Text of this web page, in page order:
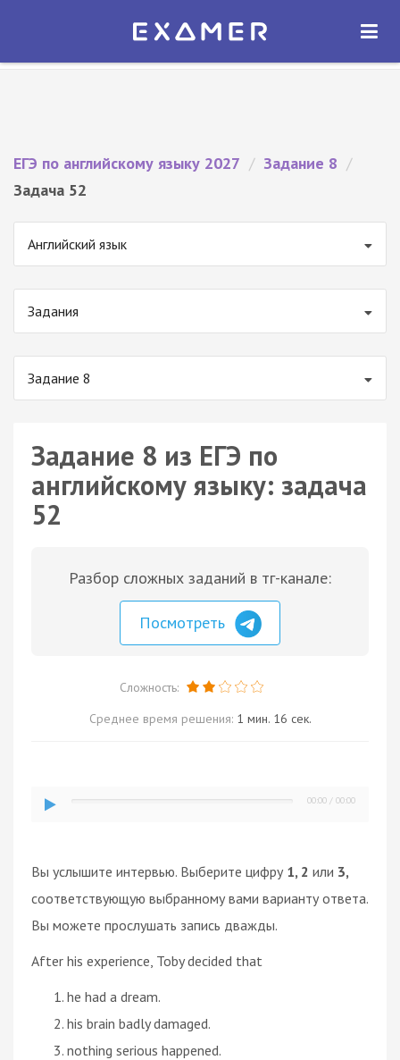
Экзамер — ЕГЭ 2027
ОТКРЫТЬ
ЕГЭ по английскому языку 2027 / Задание 8 /
Задача 52
Английский язык
Задания
Задание 8
Задание 8 из ЕГЭ по
английскому языку: задача
52
Разбор сложных заданий в тг-канале:
Посмотреть
Сложность:
Среднее время решения: 1 мин. 16 сек.
00:00 / 00:00
Вы услышите интервью. Выберите цифру 1, 2 или 3,
соответствующую выбранному вами варианту ответа.
Вы можете прослушать запись дважды.
After his experience, Toby decided that
he had a dream.
his brain badly damaged.
nothing serious happened.